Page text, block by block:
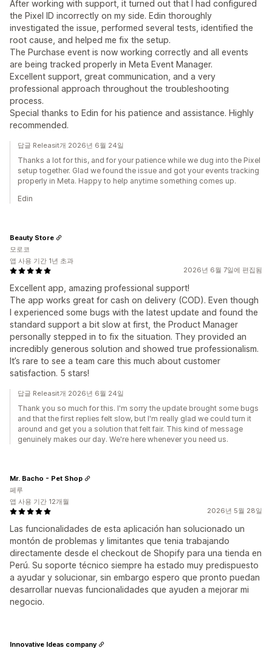
After working with support, it turned out that I had configured
the Pixel ID incorrectly on my side. Edin thoroughly
investigated the issue, performed several tests, identified the
root cause, and helped me fix the setup.
The Purchase event is now working correctly and all events
are being tracked properly in Meta Event Manager.
Excellent support, great communication, and a very
professional approach throughout the troubleshooting
process.
Special thanks to Edin for his patience and assistance. Highly
recommended.
답글 Releasit개 2026년 6월 24일
Thanks a lot for this, and for your patience while we dug into the Pixel
setup together. Glad we found the issue and got your events tracking
properly in Meta. Happy to help anytime something comes up.
Edin
2026년 6월 7일에 편집됨
Excellent app, amazing professional support!
The app works great for cash on delivery (COD). Even though
I experienced some bugs with the latest update and found the
standard support a bit slow at first, the Product Manager
personally stepped in to fix the situation. They provided an
incredibly generous solution and showed true professionalism.
It’s rare to see a team care this much about customer
satisfaction. 5 stars!
Beauty Store
모로코
앱 사용 기간 1년 초과
답글 Releasit개 2026년 6월 24일
Thank you so much for this. I'm sorry the update brought some bugs
and that the first replies felt slow, but I'm really glad we could turn it
around and get you a solution that felt fair. This kind of message
genuinely makes our day. We're here whenever you need us.
2026년 5월 28일
Las funcionalidades de esta aplicación han solucionado un
montón de problemas y limitantes que tenia trabajando
directamente desde el checkout de Shopify para una tienda en
Perú. Su soporte técnico siempre ha estado muy predispuesto
a ayudar y solucionar, sin embargo espero que pronto puedan
desarrollar nuevas funcionalidades que ayuden a mejorar mi
negocio.
Mr. Bacho - Pet Shop
페루
앱 사용 기간 12개월
Innovative Ideas company